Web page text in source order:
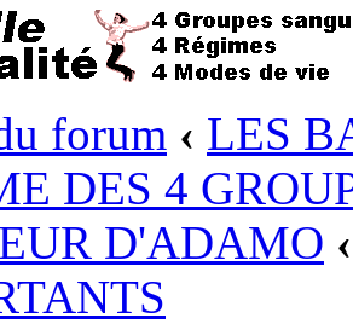
forum ‹ LES
DES 4
D'ADAMO ‹